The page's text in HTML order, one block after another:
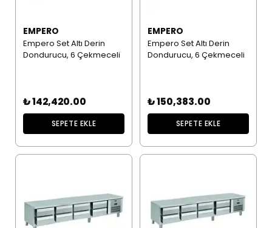
EMPERO
Empero Set Altı Derin
Dondurucu, 6 Çekmeceli
₺ 142,420.00
SEPETE EKLE
EMPERO
Empero Set Altı Derin
Dondurucu, 6 Çekmeceli
₺ 150,383.00
SEPETE EKLE